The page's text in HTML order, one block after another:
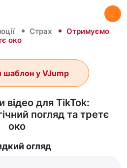
Страх
Отримуємо
око
відео для TikTok:
погляд та третє
око
шаблон у VJump
огляд